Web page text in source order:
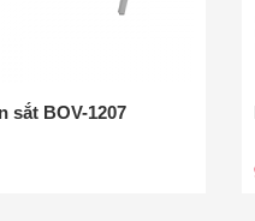
sắt BOV-1207